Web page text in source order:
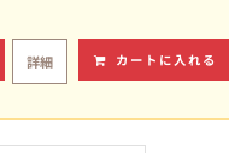
詳細 カートに入れる